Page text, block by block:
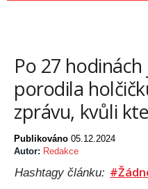
Po 27
porodila
zprávu, kvůli
Publikováno 05.12.2024
Autor: Redakce
Hashtagy článku: